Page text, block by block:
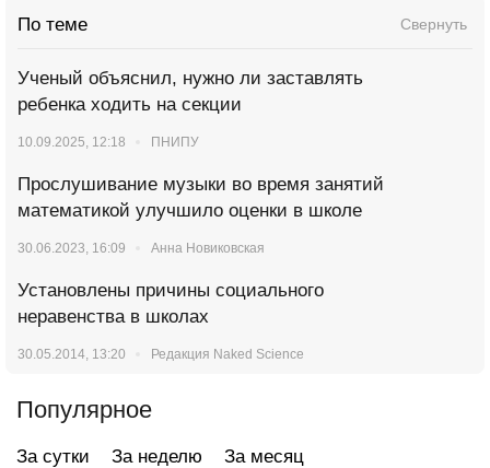
По теме Свернуть
Ученый объяснил, нужно ли заставлять
ребенка ходить на секции
10.09.2025, 12:18 ПНИПУ
Прослушивание музыки во время занятий
математикой улучшило оценки в школе
30.06.2023, 16:09 Анна Новиковская
Установлены причины социального
неравенства в школах
30.05.2014, 13:20 Редакция Naked Science
Популярное
За сутки За неделю За месяц